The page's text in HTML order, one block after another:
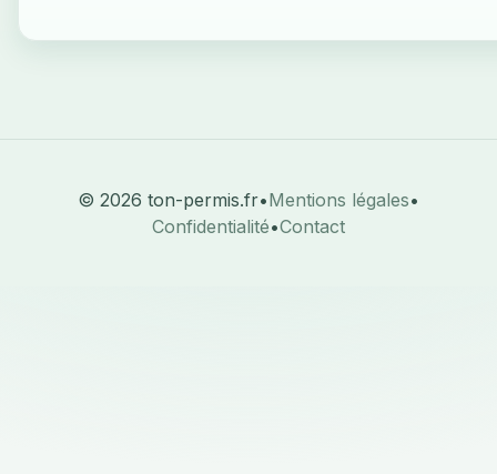
© 2026 ton-permis.fr•Mentions légales•
Confidentialité•Contact